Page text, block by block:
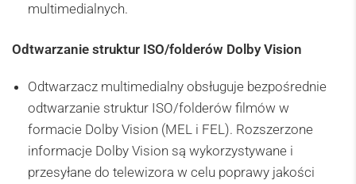
multimedialnych.
Odtwarzanie struktur ISO/folderów Dolby Vision
Odtwarzacz multimedialny obsługuje bezpośrednie
odtwarzanie struktur ISO/folderów filmów w
formacie Dolby Vision (MEL i FEL). Rozszerzone
informacje Dolby Vision są wykorzystywane i
przesyłane do telewizora w celu poprawy jakości